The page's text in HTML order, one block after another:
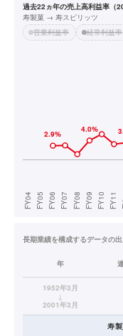
過去22ヵ年の売上高利益率（
寿製菓 → 寿スピリッツ
営業利益率
経常利益率
長期業績を構成するデータの
年
1952年3月
↓
2001年3月
寿